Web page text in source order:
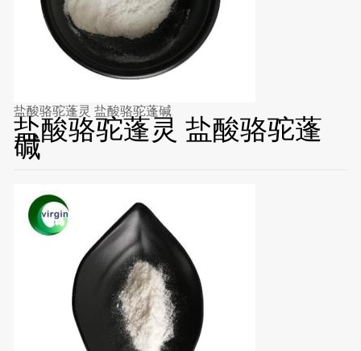
盐酸骆驼蓬灵 盐酸骆驼蓬碱
盐酸骆驼蓬灵 盐酸骆驼蓬
碱